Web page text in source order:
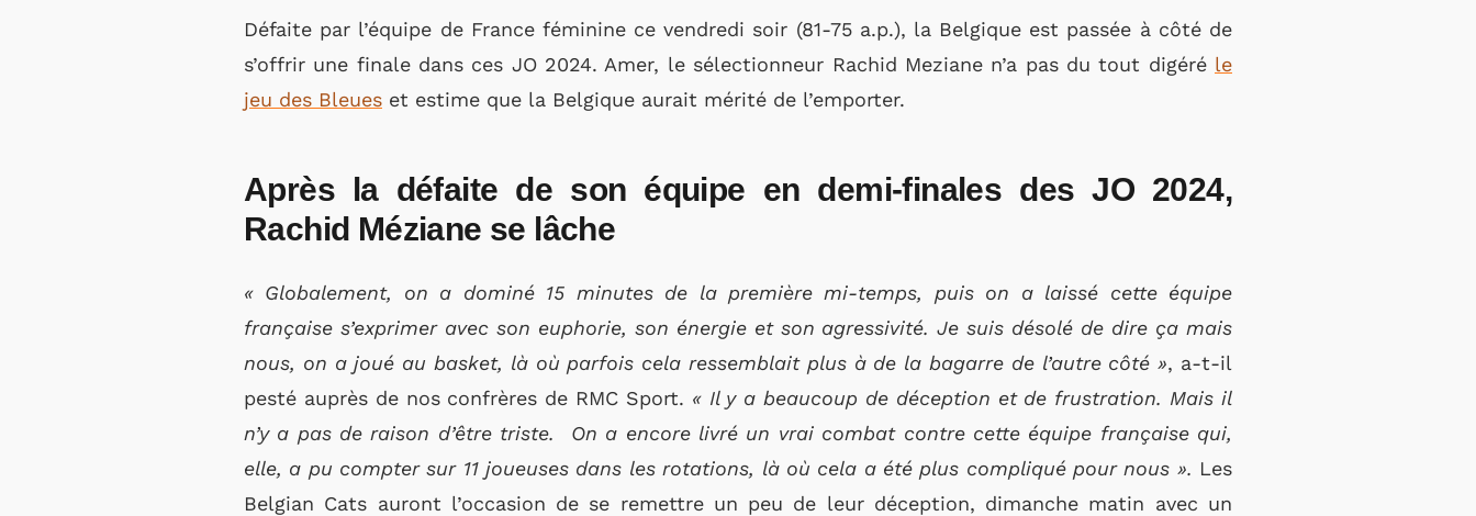
Défaite par l’équipe de France féminine ce vendredi soir (81-75 a.p.), la Belgique est passée à côté de
s’offrir une finale dans ces JO 2024. Amer, le sélectionneur Rachid Meziane n’a pas du tout digéré le
jeu des Bleues et estime que la Belgique aurait mérité de l’emporter.
Après la défaite de son équipe en demi-finales des JO 2024,
Rachid Méziane se lâche
« Globalement, on a dominé 15 minutes de la première mi-temps, puis on a laissé cette équipe
française s’exprimer avec son euphorie, son énergie et son agressivité. Je suis désolé de dire ça mais
nous, on a joué au basket, là où parfois cela ressemblait plus à de la bagarre de l’autre côté », a-t-il
pesté auprès de nos confrères de RMC Sport. « Il y a beaucoup de déception et de frustration. Mais il
n’y a pas de raison d’être triste. On a encore livré un vrai combat contre cette équipe française qui,
elle, a pu compter sur 11 joueuses dans les rotations, là où cela a été plus compliqué pour nous ». Les
Belgian Cats auront l’occasion de se remettre un peu de leur déception, dimanche matin avec un